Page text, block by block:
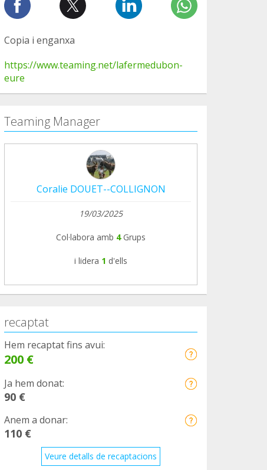
Copia i enganxa
https://www.teaming.net/lafermedubon-
eure
Teaming Manager
Coralie DOUET--COLLIGNON
19/03/2025
Col·labora amb 4Grups
i lidera 1 d'ells
recaptat
Hem recaptat fins avui:
200 €
Ja hem donat:
90 €
Anem a donar:
110 €
Veure detalls de recaptacions